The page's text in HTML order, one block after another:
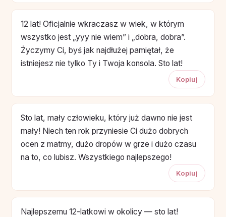
12 lat! Oficjalnie wkraczasz w wiek, w którym
wszystko jest „yyy nie wiem” i „dobra, dobra”.
Życzymy Ci, byś jak najdłużej pamiętał, że
istniejesz nie tylko Ty i Twoja konsola. Sto lat!
Kopiuj
Sto lat, mały człowieku, który już dawno nie jest
mały! Niech ten rok przyniesie Ci dużo dobrych
ocen z matmy, dużo dropów w grze i dużo czasu
na to, co lubisz. Wszystkiego najlepszego!
Kopiuj
Najlepszemu 12-latkowi w okolicy — sto lat!